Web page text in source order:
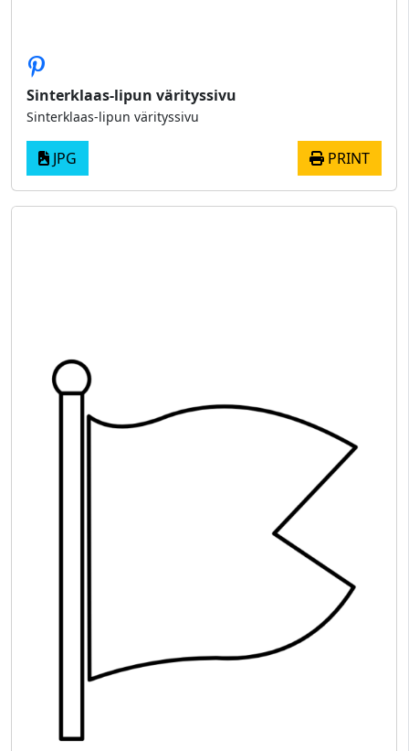
Sinterklaas-lipun värityssivu
Sinterklaas-lipun värityssivu
JPG PRINT